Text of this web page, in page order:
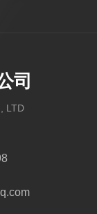
司
LTD